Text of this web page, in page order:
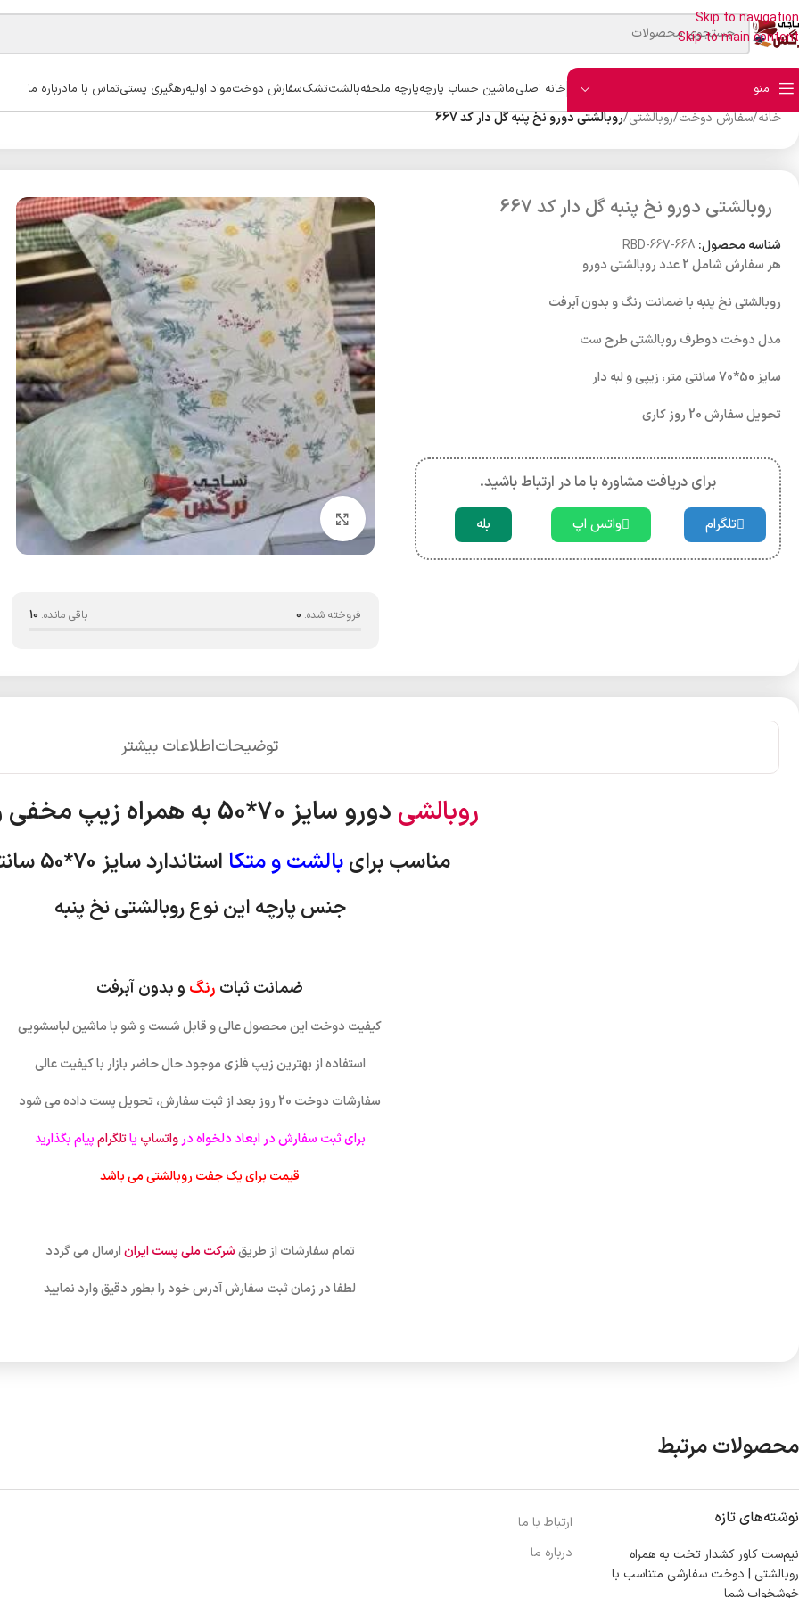
Skip to navigation
Skip to main content
منو خانه اصلیماشین حساب پارچهپارچه ملحفهبالشتتشکسفارش دوختمواد اولیهرهگیری پستیتماس با مادرباره ما
خانه/سفارش دوخت/روبالشتی/روبالشتی دورو نخ پنبه گل دار کد 667
روبالشتی دورو نخ پنبه گل دار کد 667
شناسه محصول: RBD-667-668
هر سفارش شامل 2 عدد روبالشتی دورو
روبالشتی نخ پنبه با ضمانت رنگ و بدون آبرفت
مدل دوخت دوطرف روبالشتی طرح ست
سایز 50*70 سانتی متر، زیپی و لبه دار
تحویل سفارش 20 روز کاری
برای دریافت مشاوره با ما در ارتباط باشید.
تلگرام واتس اپ بله بزرگنمایی تصویر
فروخته شده: 0 باقی مانده: 10
توضیحاتاطلاعات بیشتر
روبالشی دورو سایز 70*50 به همراه زیپ مخفی و لبه دار
مناسب برایبالشت و متکا استانداردسایز 70*50 سانتی متر
جنس پارچه این نوع روبالشتی نخ پنبه
ضمانت ثبات رنگ و بدون آبرفت
کیفیت دوخت این محصول عالی و قابل شست و شو با ماشین لباسشویی
استفاده از بهترین زیپ فلزی موجود حال حاضر بازار با کیفیت عالی
سفارشات دوخت 20 روز بعد از ثبت سفارش، تحویل پست داده می شود
برای ثبت سفارش در ابعاد دلخواه درواتساپ یاتلگرامپیام بگذارید
قیمت برای یک جفت روبالشتی می باشد
تمام سفارشات از طریقشرکت ملی پست ایرانارسال می گردد
لطفا در زمان ثبت سفارش آدرس خود را بطور دقیق وارد نمایید
محصولات مرتبط
نوشته‌های تازه
نیم‌ست کاور کشدار تخت به همراه
روبالشتی | دوخت سفارشی متناسب با
خوشخواب شما
ارتباط با ما
درباره ما